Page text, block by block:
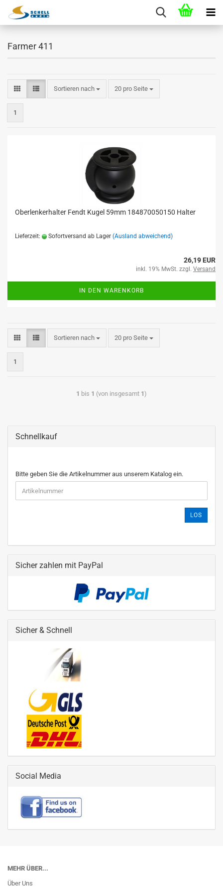
Farmer 411
Sortieren nach 20 pro Seite
1
Oberlenkerhalter Fendt Kugel 59mm 184870050150 Halter
Lieferzeit: Sofortversand ab Lager (Ausland abweichend)
26,19 EUR
inkl. 19% MwSt. zzgl. Versand
IN DEN WARENKORB
Sortieren nach 20 pro Seite
1
1 bis 1 (von insgesamt 1)
Schnellkauf
Bitte geben Sie die Artikelnummer aus unserem Katalog ein.
LOS
Sicher zahlen mit PayPal
Sicher & Schnell
Social Media
MEHR ÜBER...
Über Uns